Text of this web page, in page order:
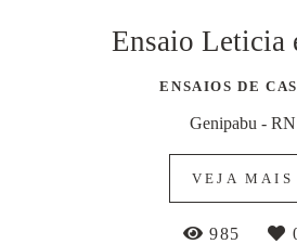
Ensaio Leticia
ENSAIOS DE
Genipabu - RN
VEJA MAIS
985